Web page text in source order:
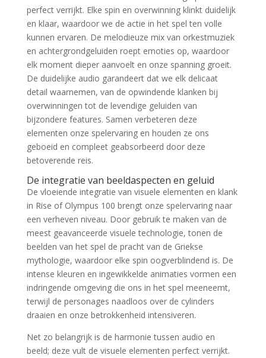
perfect verrijkt. Elke spin en overwinning klinkt duidelijk
en klaar, waardoor we de actie in het spel ten volle
kunnen ervaren. De melodieuze mix van orkestmuziek
en achtergrondgeluiden roept emoties op, waardoor
elk moment dieper aanvoelt en onze spanning groeit.
De duidelijke audio garandeert dat we elk delicaat
detail waarnemen, van de opwindende klanken bij
overwinningen tot de levendige geluiden van
bijzondere features. Samen verbeteren deze
elementen onze spelervaring en houden ze ons
geboeid en compleet geabsorbeerd door deze
betoverende reis.
De integratie van beeldaspecten en geluid
De vloeiende integratie van visuele elementen en klank
in Rise of Olympus 100 brengt onze spelervaring naar
een verheven niveau. Door gebruik te maken van de
meest geavanceerde visuele technologie, tonen de
beelden van het spel de pracht van de Griekse
mythologie, waardoor elke spin oogverblindend is. De
intense kleuren en ingewikkelde animaties vormen een
indringende omgeving die ons in het spel meeneemt,
terwijl de personages naadloos over de cylinders
draaien en onze betrokkenheid intensiveren.
Net zo belangrijk is de harmonie tussen audio en
beeld; deze vult de visuele elementen perfect verrijkt.